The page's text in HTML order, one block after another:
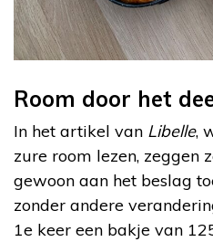
Room door het
In het artikel van Libelle,
zure room lezen, zeggen
gewoon aan het beslag
zonder andere
1e keer een bakje van